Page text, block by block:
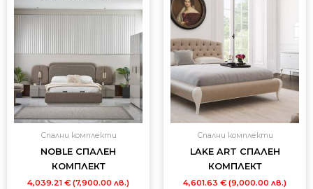
Спални комплекти
NOBLE СПАЛЕН
КОМПЛЕКТ
4,039.21 € (7,900.00 лв.)
Спални комплекти
LAKE ART СПАЛЕН
КОМПЛЕКТ
4,601.63 € (9,000.00 лв.)